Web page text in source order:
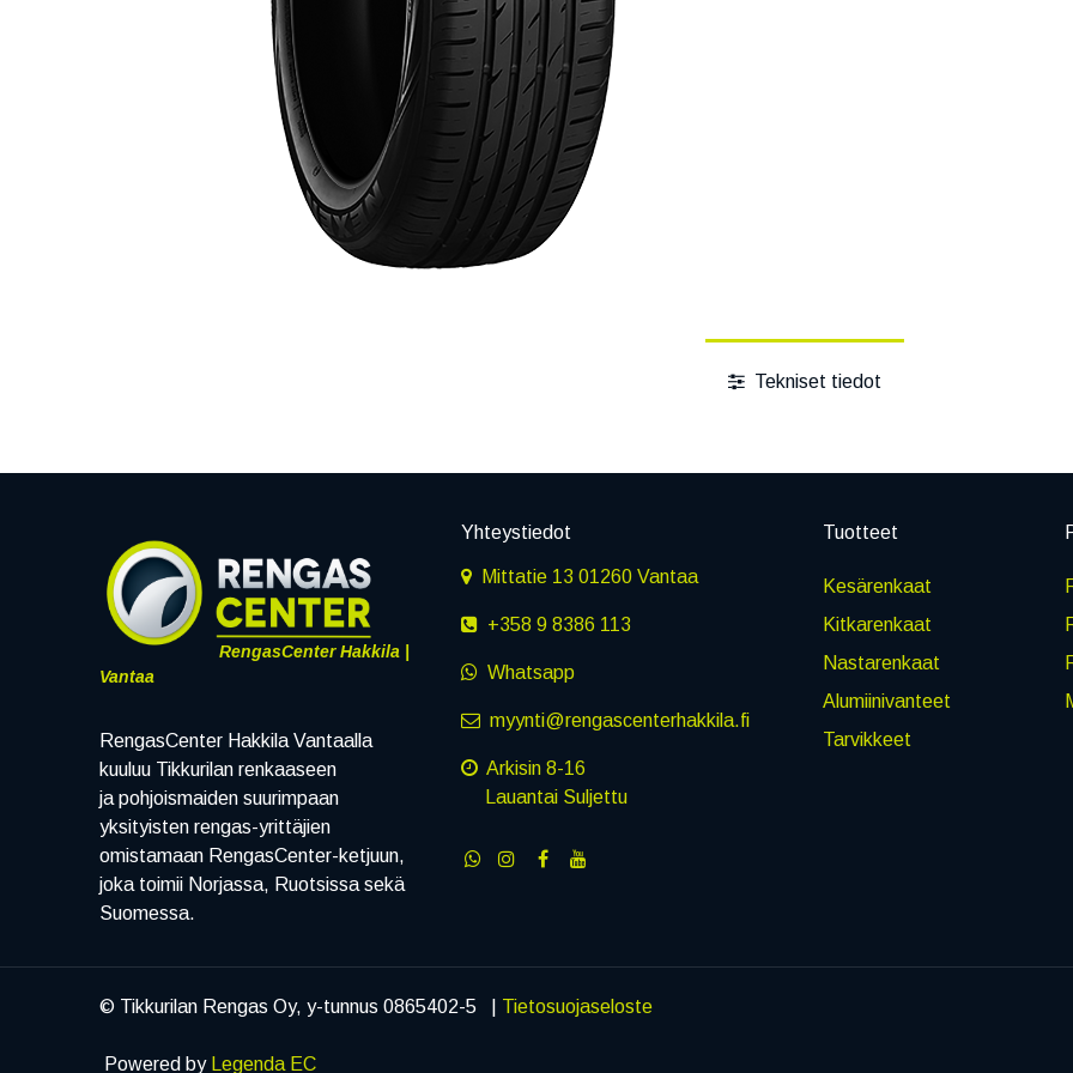
Tekniset tiedot
RengasCenter Hakkila |
Vantaa
RengasCenter Hakkila Vantaalla
kuuluu Tikkurilan renkaaseen
ja pohjoismaiden suurimpaan
yksityisten rengas-yrittäjien
omistamaan RengasCenter-ketjuun,
joka toimii Norjassa, Ruotsissa sekä
Suomessa.
Yhteystiedot
Mittatie 13 01260 Vantaa
+358 9 8386 113
Whatsapp
myynti@rengascenterhakkila.fi
Arkisin 8-16
Lauantai Suljettu
Tuotteet
Kesärenkaat
Kitkarenkaat
Nastarenkaat
Alumiinivanteet
Tarvikkeet
© Tikkurilan Rengas Oy, y-tunnus 0865402-5 | Tietosuojaseloste
Powered by Legenda EC